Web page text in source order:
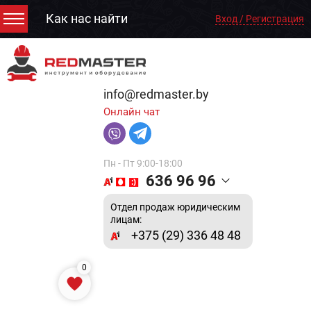
Как нас найти Вход / Регистрация
info@redmaster.by
Онлайн чат
Пн - Пт 9:00-18:00
636 96 96
Отдел продаж юридическим
лицам:
+375 (29) 336 48 48
0